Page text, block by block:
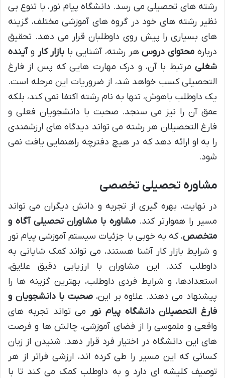
رشته های تحصیلی می رسد. دانشگاه پیام نور، با تنوع بی
نظیر رشته های خود در گروه های آموزشی مختلف، گزینه
های بسیاری را پیش روی داوطلبان قرار می دهد. تحقیق
درباره محتوای دروسهر رشته، آشنایی با بازار کار وآینده
شغلی مرتبط با آن، و درک مهارت هایی که پس از فارغ
التحصیلی کسب خواهد شد، از ضروریات این مرحله است.
یک داوطلب باهوش، تنها به نام رشته اکتفا نمی کند، بلکه
عمق آن را نیز می سنجد. صحبت با دانشجویان فعلی و
فارغ التحصیلان هر رشته می تواند دیدگاه های ارزشمندی
را به او ارائه دهد که در هیچ دفترچه راهنمایی یافت نمی
شود.
مشاوره تحصیلی تخصصی
در نهایت، بهره گیری از تجربه و دانش دیگران می تواند
مسیر را هموارتر کند.مشاوره با مشاوران تحصیلی آگاه و
متخصص، که به خوبی با جزئیات سیستم آموزشی پیام نور
و شرایط بازار کار آشنا هستند، می تواند کمک شایانی به
داوطلب کند. این مشاوران با ارزیابی دقیق علایق،
استعدادها، و شرایط فردی داوطلب، بهترین گزینه ها را
پیشنهاد می دهند. علاوه بر این،صحبت با دانشجویان و
فارغ التحصیلان دانشگاه پیام نور
می تواند تجربه های
واقعی و ملموسی را از فضای آموزشی، چالش ها و فرصت
های این دانشگاه در اختیار فرد قرار دهد. شنیدن از زبان
کسانی که این مسیر را طی کرده اند، ارزشی فراتر از هر
توصیف کلیشه ای دارد و به داوطلب کمک می کند تا با